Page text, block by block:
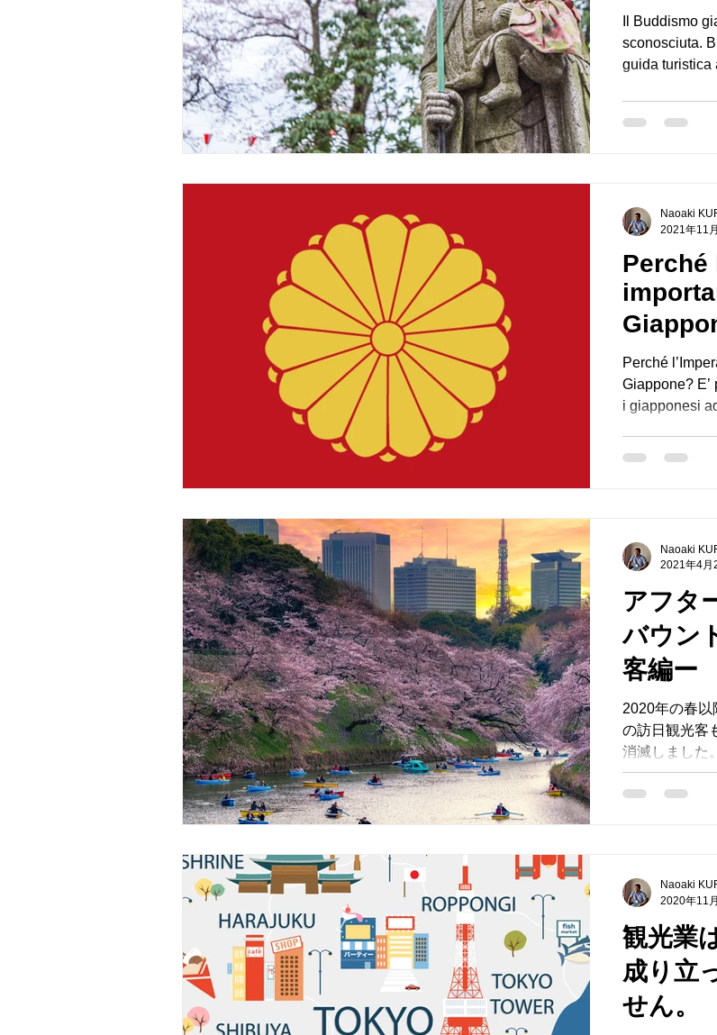
未分類 未分類 Non classificato
Il Buddismo
sconosciuta.
guida turistica
Perché
paese
Perché
Giappone? E’
i giapponesi
Naoaki
2021年11
アフタ
バウンド対策 ー
客編ー
2020年の春以
の訪日観光客
消滅しました
いています。
光客は来日で
Naoaki
2021年4月
観光業
成り立
せん。
Naoaki
2020年11